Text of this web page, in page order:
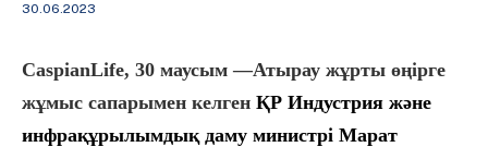
30.06.2023
CaspianLife, 30 маусым —Атырау жұрты өңірге
жұмыс сапарымен келген ҚР Индустрия және
инфрақұрылымдық даму министрі Марат